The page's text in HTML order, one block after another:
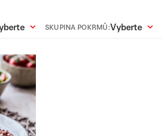
SKUPINA POKRMŮ:Vyberte